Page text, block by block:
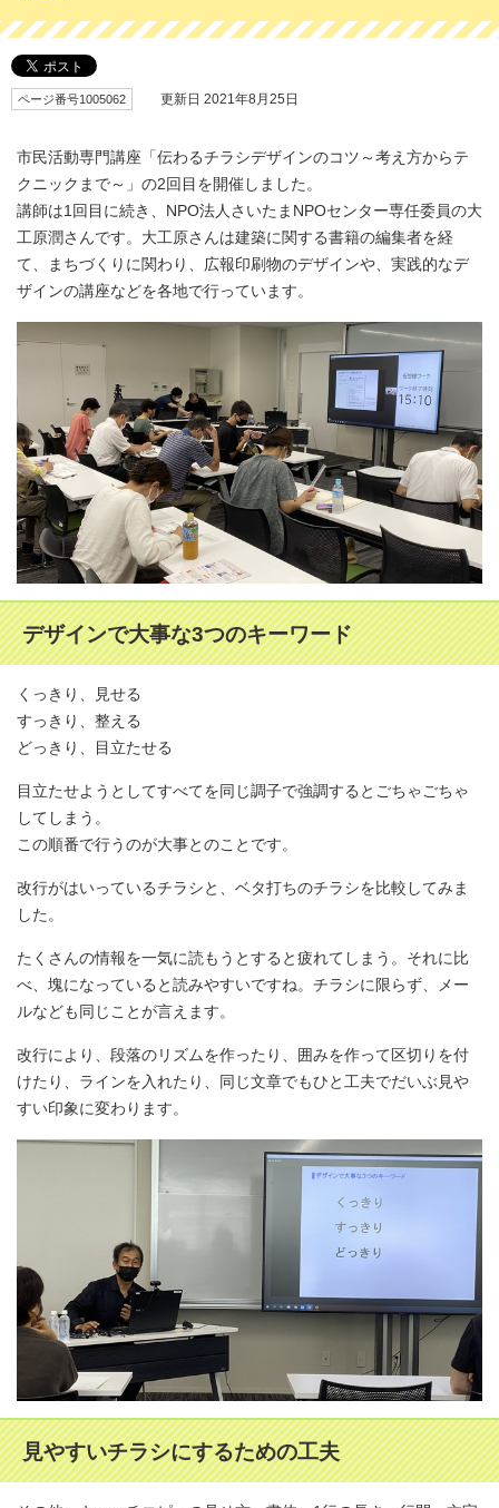
ページ番号1005062 更新日 2021年8月25日
市民活動専門講座「伝わるチラシデザインのコツ～考え方からテ
クニックまで～」の2回目を開催しました。
講師は1回目に続き、NPO法人さいたまNPOセンター専任委員の大
工原潤さんです。大工原さんは建築に関する書籍の編集者を経
て、まちづくりに関わり、広報印刷物のデザインや、実践的なデ
ザインの講座などを各地で行っています。
デザインで大事な3つのキーワード
くっきり、見せる
すっきり、整える
どっきり、目立たせる
目立たせようとしてすべてを同じ調子で強調するとごちゃごちゃ
してしまう。
この順番で行うのが大事とのことです。
改行がはいっているチラシと、ベタ打ちのチラシを比較してみま
した。
たくさんの情報を一気に読もうとすると疲れてしまう。それに比
べ、塊になっていると読みやすいですね。チラシに限らず、メー
ルなども同じことが言えます。
改行により、段落のリズムを作ったり、囲みを作って区切りを付
けたり、ラインを入れたり、同じ文章でもひと工夫でだいぶ見や
すい印象に変わります。
見やすいチラシにするための工夫